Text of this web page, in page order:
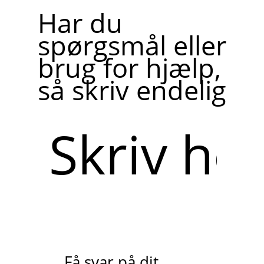
Har du
spørgsmål eller
brug for hjælp,
så skriv endelig
her